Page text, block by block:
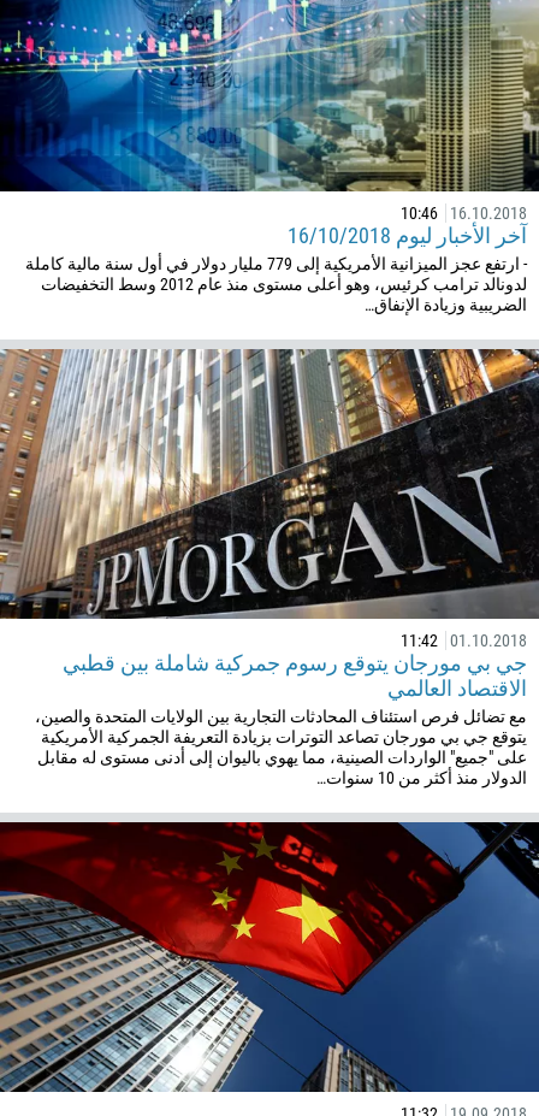
16.10.2018
10:46
آخر الأخبار ليوم 16/10/2018
- ارتفع عجز الميزانية الأمريكية إلى 779 مليار دولار في أول سنة مالية كاملة
لدونالد ترامب كرئيس، وهو أعلى مستوى منذ عام 2012 وسط التخفيضات
الضريبية وزيادة الإنفاق…
01.10.2018
11:42
جي بي مورجان يتوقع رسوم جمركية شاملة بين قطبي
الاقتصاد العالمي
مع تضائل فرص استئناف المحادثات التجارية بين الولايات المتحدة والصين،
يتوقع جي بي مورجان تصاعد التوترات بزيادة التعريفة الجمركية الأمريكية
على "جميع" الواردات الصينية، مما يهوي باليوان إلى أدنى مستوى له مقابل
الدولار منذ أكثر من 10 سنوات…